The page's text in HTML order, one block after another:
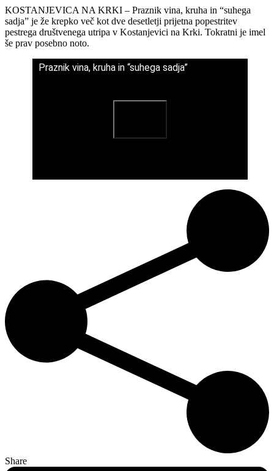
KOSTANJEVICA NA KRKI – Praznik vina, kruha in “suhega
sadja” je že krepko več kot dve desetletji prijetna popestritev
pestrega društvenega utripa v Kostanjevici na Krki. Tokratni je imel
še prav posebno noto.
Praznik vina, kruha in “suhega sadja”
Share